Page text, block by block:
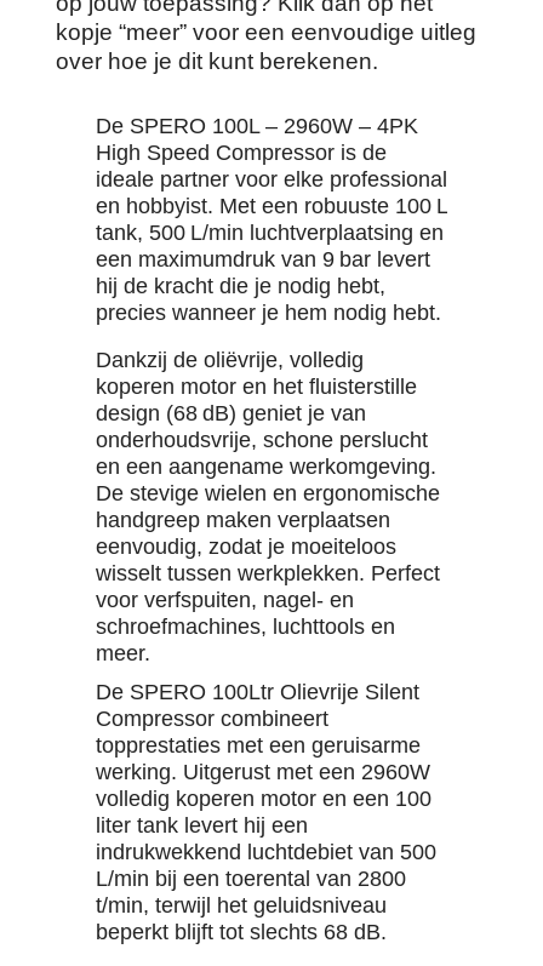
kopje “meer” voor een eenvoudige uitleg
over hoe je dit kunt berekenen.
De SPERO 100L – 2960W – 4PK
High Speed Compressor is de
ideale partner voor elke professional
en hobbyist. Met een robuuste 100 L
tank, 500 L/min luchtverplaatsing en
een maximumdruk van 9 bar levert
hij de kracht die je nodig hebt,
precies wanneer je hem nodig hebt.
Dankzij de oliëvrije, volledig
koperen motor en het fluisterstille
design (68 dB) geniet je van
onderhoudsvrije, schone perslucht
en een aangename werkomgeving.
De stevige wielen en ergonomische
handgreep maken verplaatsen
eenvoudig, zodat je moeiteloos
wisselt tussen werkplekken. Perfect
voor verfspuiten, nagel- en
schroefmachines, luchttools en
meer.
De SPERO 100Ltr Olievrije Silent
Compressor combineert
topprestaties met een geruisarme
werking. Uitgerust met een 2960W
volledig koperen motor en een 100
liter tank levert hij een
indrukwekkend luchtdebiet van 500
L/min bij een toerental van 2800
t/min, terwijl het geluidsniveau
beperkt blijft tot slechts 68 dB.